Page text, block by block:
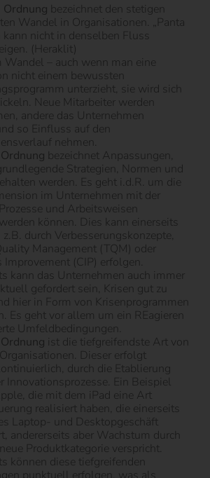
bezeichnet den stetigen
Wandel in Organisationen. „Panta
kann nicht in denselben Fluss
(Heraklit)
– auch wenn man eine
nicht einem bewussten
unterzieht, sie wird sich
Neue Mitarbeiter werden
andere das Unternehmen
so Einfluss auf den
nehmen.
bezeichnet Anpassungen,
Strategien, Normen und
werden. Es geht i.d.R. um die
im Unternehmen mit der
und Arbeitsweisen
können. Dies kann einerseits
durch Verbesserungskonzepte,
Management (TQM) oder
Improvement (CIP) erfolgen.
kann das Unternehmen auch immer
gefordert sein, Krisen gut zu
hier in Form von Krisenprogrammen
Es geht vor allem um ein REagieren
Umfeldbedingungen.
ist die tiefgreifendste Art von
Dieser erfolgt
durch die Etablierung
Innovationsprozesse. Ein Beispiel
die mit dem iPad eine Art
realisiert haben, die einerseits
Laptop- und Desktopgeschäft
andererseits aber Wachstum durch
Produktkategorie verspricht.
können diese tiefgreifenden